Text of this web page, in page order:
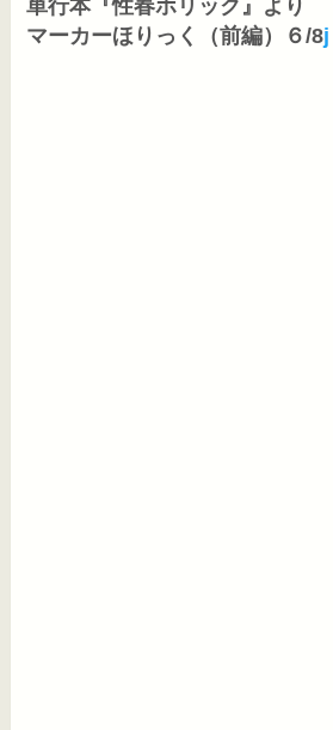
単行本『性春ホリック』より
マーカーほりっく（前編）６/8j